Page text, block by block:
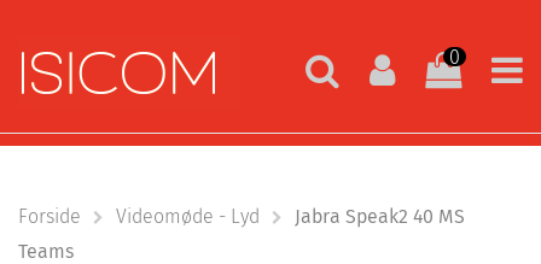
0
Forside Videomøde - Lyd
Jabra Speak2 40 MS
Teams